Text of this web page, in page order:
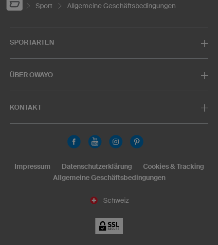
Sport Allgemeine Geschäftsbedingungen
SPORTARTEN
ÜBER OWAYO
KONTAKT
Schweiz
Impressum Datenschutzerklärung
Cookies & Tracking
Allgemeine Geschäftsbedingungen